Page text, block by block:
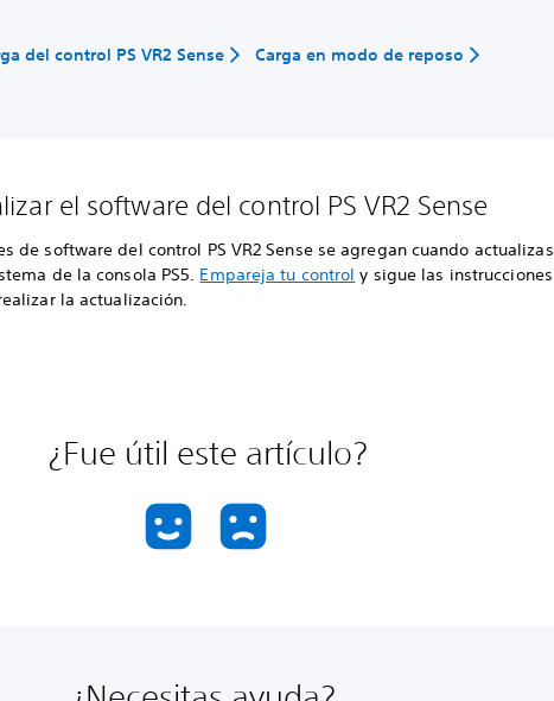
del control PS VR2 Sense Carga en modo de reposo
el software del control PS VR2 Sense
de software del control PS VR2 Sense se agregan cuando actualizas
de la consola PS5. Empareja tu control y sigue las instrucciones
la actualización.
¿Fue útil este artículo?